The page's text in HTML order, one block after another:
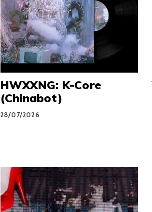
HWXXNG: K-Core
(Chinabot)
28/07/2026